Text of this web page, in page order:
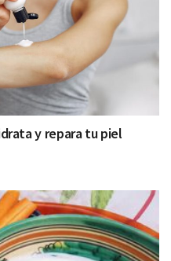
y repara tu piel